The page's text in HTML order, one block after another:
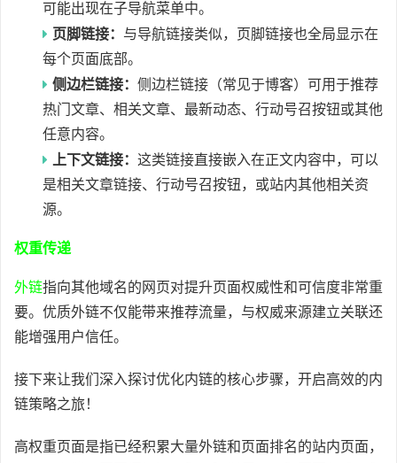
可能出现在子导航菜单中。
页脚链接： 与导航链接类似，页脚链接也全局显示在
每个页面底部。
侧边栏链接： 侧边栏链接（常见于博客）可用于推荐
热门文章、相关文章、最新动态、行动号召按钮或其他
任意内容。
上下文链接： 这类链接直接嵌入在正文内容中，可以
是相关文章链接、行动号召按钮，或站内其他相关资
源。
权重传递
外链指向其他域名的网页对提升页面权威性和可信度非常重
要。优质外链不仅能带来推荐流量，与权威来源建立关联还
能增强用户信任。
接下来让我们深入探讨优化内链的核心步骤，开启高效的内
链策略之旅！
高权重页面是指已经积累大量外链和页面排名的站内页面，